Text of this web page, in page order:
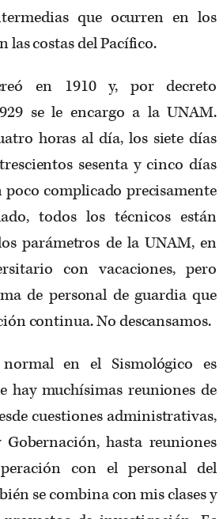
que ocurren en los
las costas del Pacífico.
en 1910 y, por decreto
se le encargo a la UNAM.
horas al día, los siete días
sesenta y cinco días
poco complicado precisamente
todos los técnicos están
parámetros de la UNAM, en
con vacaciones, pero
de personal de guardia que
continua. No descansamos.
en el Sismológico es
hay muchísimas reuniones de
cuestiones administrativas,
Gobernación, hasta reuniones
con el personal del
se combina con mis clases y